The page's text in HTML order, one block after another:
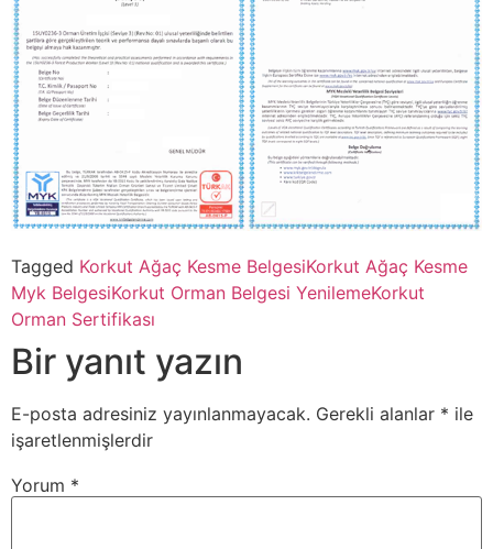
Tagged Korkut Ağaç Kesme BelgesiKorkut Ağaç Kesme
Myk BelgesiKorkut Orman Belgesi YenilemeKorkut
Orman Sertifikası
Bir yanıt yazın
E-posta adresiniz yayınlanmayacak. Gerekli alanlar * ile
işaretlenmişlerdir
Yorum *